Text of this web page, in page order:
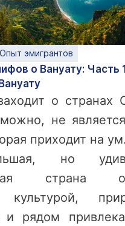
Опыт эмигрантов
о Вануату: Часть
о странах
не
приходит на
но
страна
культурой,
и рядом